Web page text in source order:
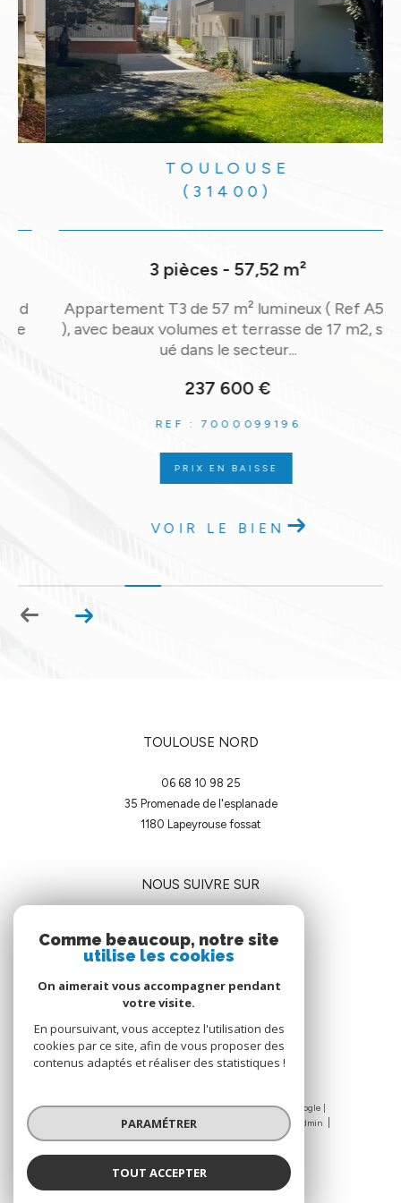
TOULOUSE
(31400)
3 pièces - 57,52 m²
Appartement T3 de 57 m² lumineux ( Ref A53
), avec beaux volumes et terrasse de 17 m2, sit
ué dans le secteur...
237 600 €
REF : 7000099196
PRIX EN BAISSE
VOIR LE BIEN
TOULOUSE NORD
06 68 10 98 25
35 Promenade de l'esplanade
1180
lapeyrouse fossat
NOUS SUIVRE SUR
© 2026 | Tous droits réservés | Traduction powered by Google |
Nos honoraires
Plan du site
Admin
Nos liens
Politique RGPD Cookies
Comme beaucoup, notre site
utilise les cookies
On aimerait vous accompagner pendant
votre visite.
En poursuivant, vous acceptez l'utilisation des
cookies par ce site, afin de vous proposer des
contenus adaptés et réaliser des statistiques !
PARAMÉTRER
TOUT ACCEPTER